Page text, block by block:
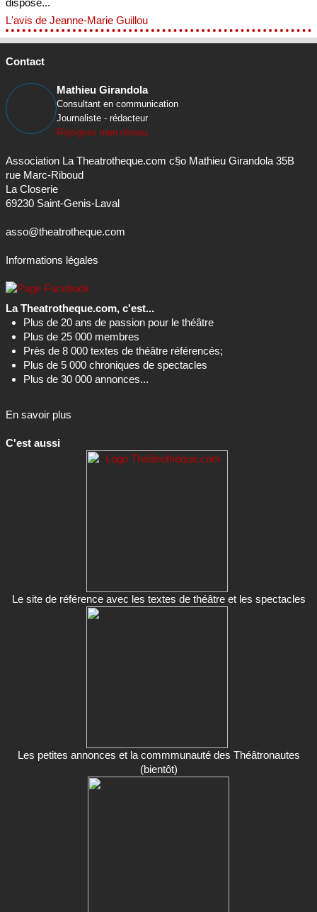
dispose...
L'avis de Jeanne-Marie Guillou
Contact
Mathieu Girandola
Consultant en communication
Journaliste - rédacteur
Rejoignez mon réseau
Association La Theatrotheque.com c§o Mathieu Girandola 35B
rue Marc-Riboud
La Closerie
69230 Saint-Genis-Laval
asso@theatrotheque.com
Informations légales
La Theatrotheque.com, c'est...
Plus de 20 ans de passion pour le théâtre
Plus de 25 000 membres
Près de 8 000 textes de théâtre référencés;
Plus de 5 000 chroniques de spectacles
Plus de 30 000 annonces...
En savoir plus
C'est aussi
Le site de référence avec les textes de théâtre et les spectacles
Les petites annonces et la commmunauté des Théâtronautes
(bientôt)